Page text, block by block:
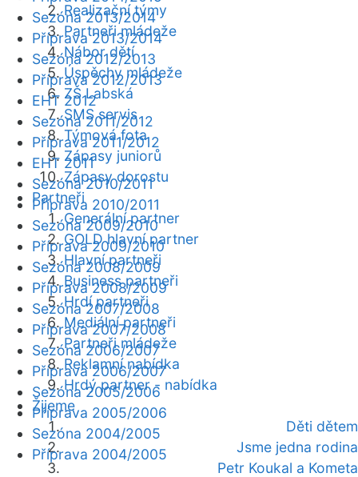
Realizační týmy
Partneři mládeže
Nábor dětí
Úspěchy mládeže
ZŠ Labská
SMS servis
Týmová fota
Zápasy juniorů
Zápasy dorostu
Partneři
Generální partner
GOLD hlavní partner
Hlavní partneři
Business partneři
Hrdí partneři
Mediální partneři
Partneři mládeže
Reklamní nabídka
Hrdý partner - nabídka
Žijeme
Děti dětem
Jsme jedna rodina
Petr Koukal a Kometa
Sezóna 2013/2014
Příprava 2013/2014
Sezóna 2012/2013
Příprava 2012/2013
EHT 2012
Sezóna 2011/2012
Příprava 2011/2012
EHT 2011
Sezóna 2010/2011
Příprava 2010/2011
Sezóna 2009/2010
Příprava 2009/2010
Sezóna 2008/2009
Příprava 2008/2009
Sezóna 2007/2008
Příprava 2007/2008
Sezóna 2006/2007
Příprava 2006/2007
Sezóna 2005/2006
Příprava 2005/2006
Sezóna 2004/2005
Příprava 2004/2005